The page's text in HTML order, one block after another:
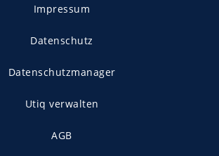
Impressum
Datenschutz
Datenschutzmanager
Utiq verwalten
AGB